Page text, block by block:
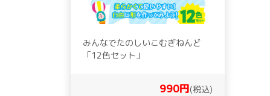
みんなでたのしいこむぎねんど
「12色セット」
990円(税込)